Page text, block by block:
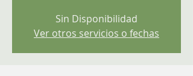
Sin Disponibilidad
Ver otros servicios o fechas